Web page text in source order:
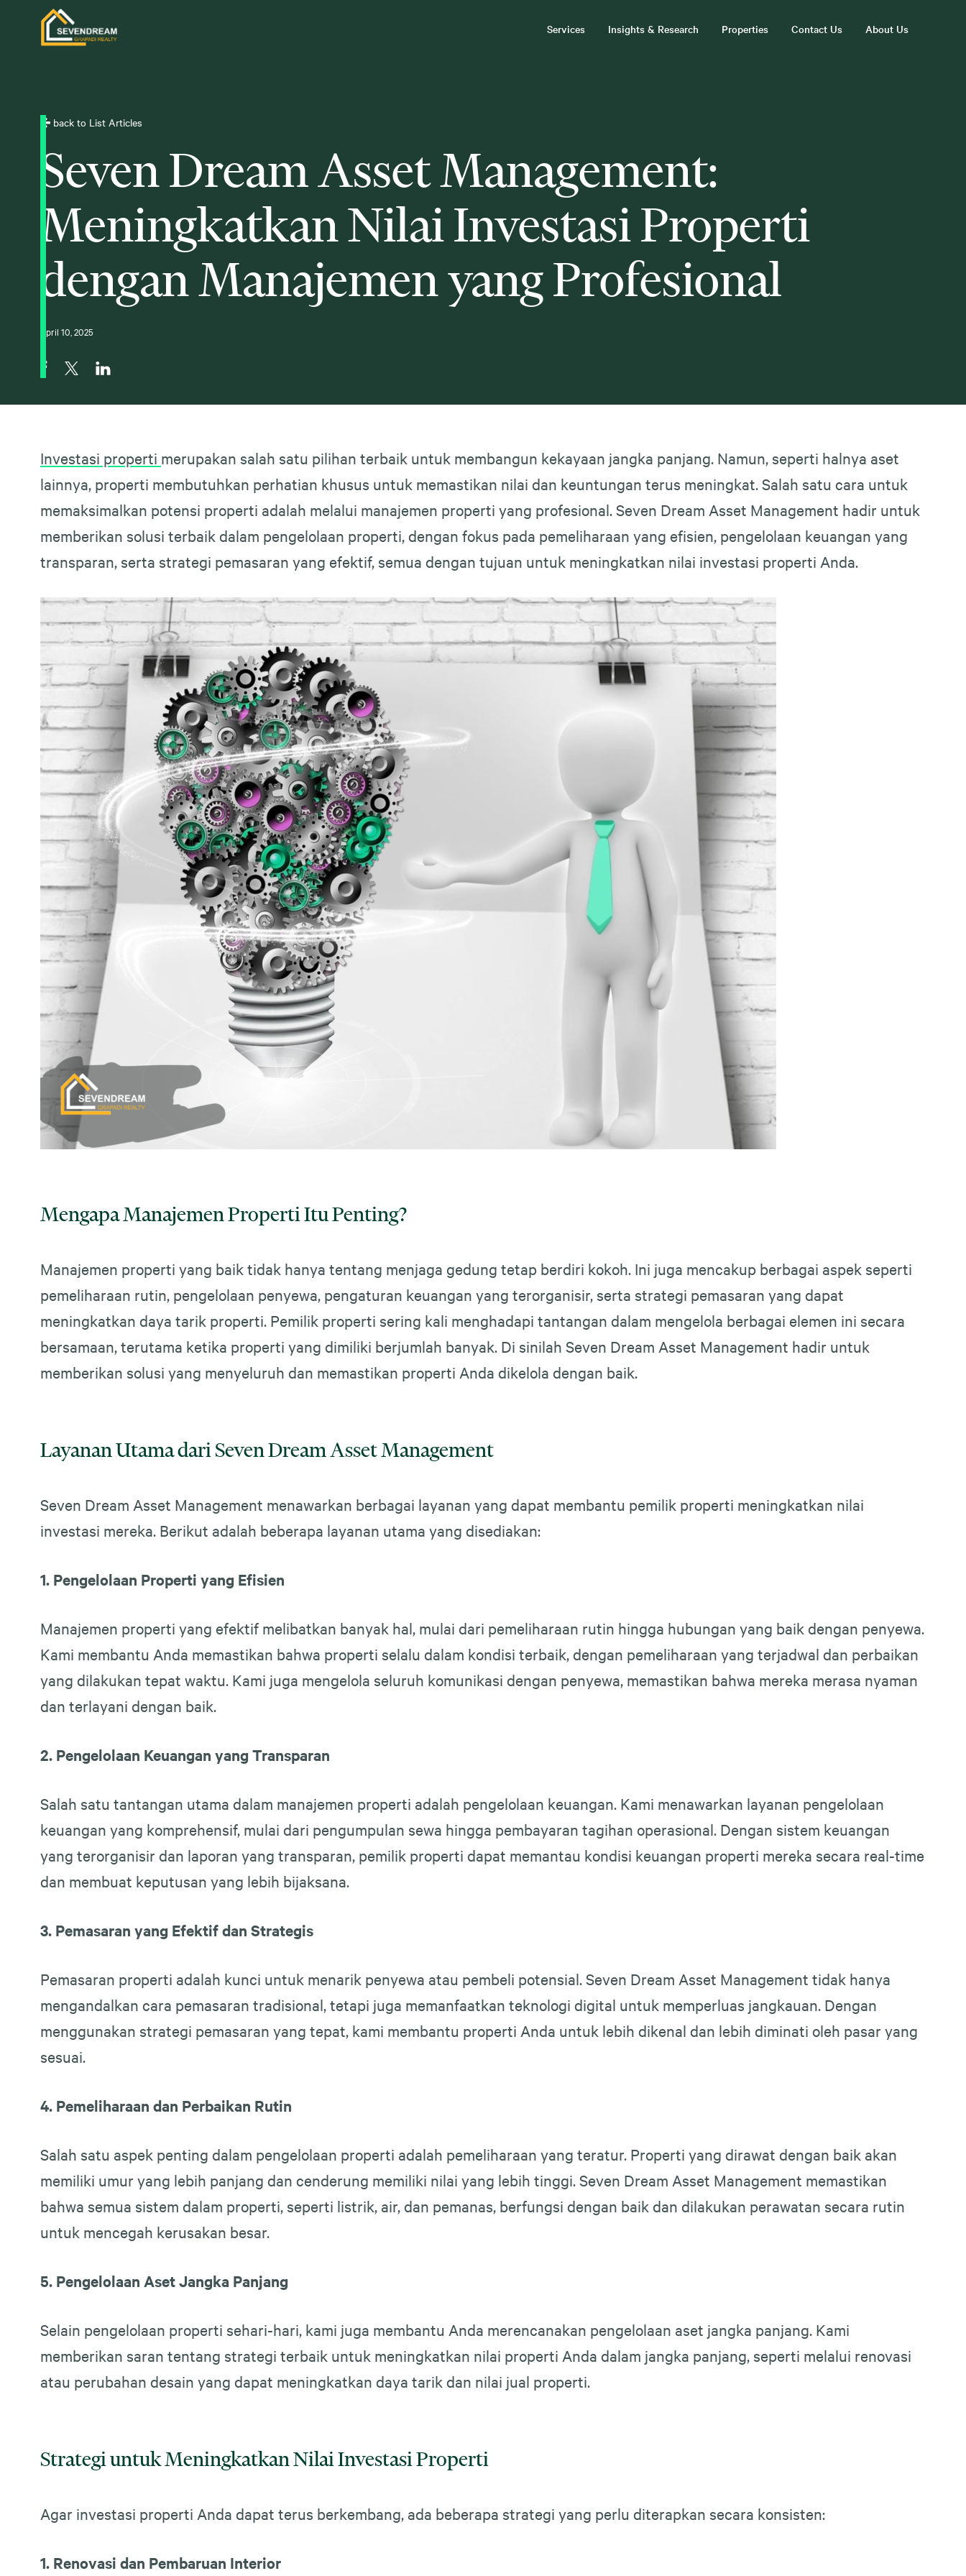
Services Insights & Research Properties Contact Us About Us
back to List Articles
Seven Dream Asset Management:
Meningkatkan Nilai Investasi Properti
dengan Manajemen yang Profesional
April 10, 2025
Investasi properti merupakan salah satu pilihan terbaik untuk membangun kekayaan jangka panjang. Namun, seperti halnya aset
lainnya, properti membutuhkan perhatian khusus untuk memastikan nilai dan keuntungan terus meningkat. Salah satu cara untuk
memaksimalkan potensi properti adalah melalui manajemen properti yang profesional. Seven Dream Asset Management hadir untuk
memberikan solusi terbaik dalam pengelolaan properti, dengan fokus pada pemeliharaan yang efisien, pengelolaan keuangan yang
transparan, serta strategi pemasaran yang efektif, semua dengan tujuan untuk meningkatkan nilai investasi properti Anda.
Mengapa Manajemen Properti Itu Penting?
Manajemen properti yang baik tidak hanya tentang menjaga gedung tetap berdiri kokoh. Ini juga mencakup berbagai aspek seperti
pemeliharaan rutin, pengelolaan penyewa, pengaturan keuangan yang terorganisir, serta strategi pemasaran yang dapat
meningkatkan daya tarik properti. Pemilik properti sering kali menghadapi tantangan dalam mengelola berbagai elemen ini secara
bersamaan, terutama ketika properti yang dimiliki berjumlah banyak. Di sinilah Seven Dream Asset Management hadir untuk
memberikan solusi yang menyeluruh dan memastikan properti Anda dikelola dengan baik.
Layanan Utama dari Seven Dream Asset Management
Seven Dream Asset Management menawarkan berbagai layanan yang dapat membantu pemilik properti meningkatkan nilai
investasi mereka. Berikut adalah beberapa layanan utama yang disediakan:
1. Pengelolaan Properti yang Efisien
Manajemen properti yang efektif melibatkan banyak hal, mulai dari pemeliharaan rutin hingga hubungan yang baik dengan penyewa.
Kami membantu Anda memastikan bahwa properti selalu dalam kondisi terbaik, dengan pemeliharaan yang terjadwal dan perbaikan
yang dilakukan tepat waktu. Kami juga mengelola seluruh komunikasi dengan penyewa, memastikan bahwa mereka merasa nyaman
dan terlayani dengan baik.
2. Pengelolaan Keuangan yang Transparan
Salah satu tantangan utama dalam manajemen properti adalah pengelolaan keuangan. Kami menawarkan layanan pengelolaan
keuangan yang komprehensif, mulai dari pengumpulan sewa hingga pembayaran tagihan operasional. Dengan sistem keuangan
yang terorganisir dan laporan yang transparan, pemilik properti dapat memantau kondisi keuangan properti mereka secara real-time
dan membuat keputusan yang lebih bijaksana.
3. Pemasaran yang Efektif dan Strategis
Pemasaran properti adalah kunci untuk menarik penyewa atau pembeli potensial. Seven Dream Asset Management tidak hanya
mengandalkan cara pemasaran tradisional, tetapi juga memanfaatkan teknologi digital untuk memperluas jangkauan. Dengan
menggunakan strategi pemasaran yang tepat, kami membantu properti Anda untuk lebih dikenal dan lebih diminati oleh pasar yang
sesuai.
4. Pemeliharaan dan Perbaikan Rutin
Salah satu aspek penting dalam pengelolaan properti adalah pemeliharaan yang teratur. Properti yang dirawat dengan baik akan
memiliki umur yang lebih panjang dan cenderung memiliki nilai yang lebih tinggi. Seven Dream Asset Management memastikan
bahwa semua sistem dalam properti, seperti listrik, air, dan pemanas, berfungsi dengan baik dan dilakukan perawatan secara rutin
untuk mencegah kerusakan besar.
5. Pengelolaan Aset Jangka Panjang
Selain pengelolaan properti sehari-hari, kami juga membantu Anda merencanakan pengelolaan aset jangka panjang. Kami
memberikan saran tentang strategi terbaik untuk meningkatkan nilai properti Anda dalam jangka panjang, seperti melalui renovasi
atau perubahan desain yang dapat meningkatkan daya tarik dan nilai jual properti.
Strategi untuk Meningkatkan Nilai Investasi Properti
Agar investasi properti Anda dapat terus berkembang, ada beberapa strategi yang perlu diterapkan secara konsisten:
1. Renovasi dan Pembaruan Interior